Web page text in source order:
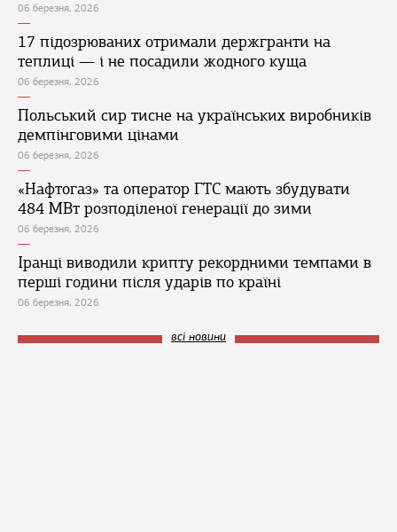
06 березня, 2026
17 підозрюваних отримали держгранти на
теплиці — і не посадили жодного куща
06 березня, 2026
Польський сир тисне на українських виробників
демпінговими цінами
06 березня, 2026
«Нафтогаз» та оператор ГТС мають збудувати
484 МВт розподіленої генерації до зими
06 березня, 2026
Іранці виводили крипту рекордними темпами в
перші години після ударів по країні
06 березня, 2026
всі новини